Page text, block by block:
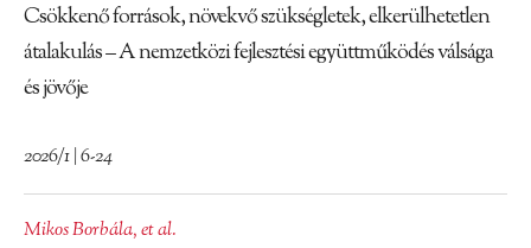
Csökkenő források, növekvő szükségletek, elkerülhetetlen
átalakulás – A nemzetközi fejlesztési együttműködés válsága
és jövője
2026/1 | 6-24
Mikos Borbála,et al.